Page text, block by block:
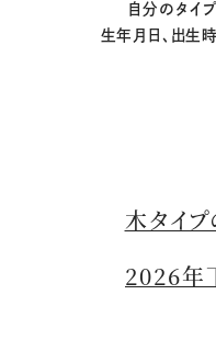
自分のタイ
生年月日、出生
木タイ
2026年